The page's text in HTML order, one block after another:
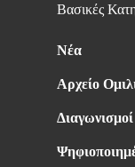
Βασικές
Νέα
Αρχείο